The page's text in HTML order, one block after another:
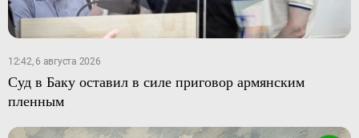
12:42, 6 августа 2026
Суд в Баку оставил в силе приговор армянским
пленным